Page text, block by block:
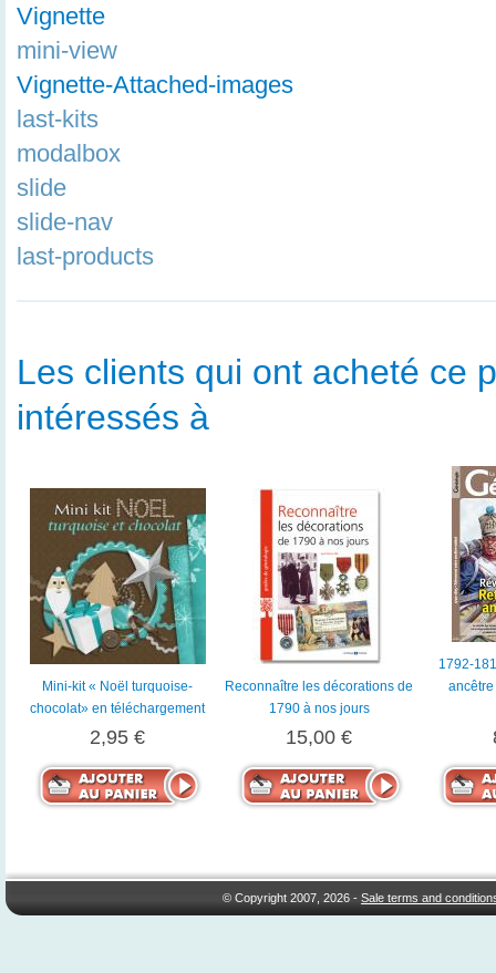
Vignette
mini-view
Vignette-Attached-images
last-kits
modalbox
slide
slide-nav
last-products
Les clients qui ont acheté ce
intéressés à
Mini-kit « Noël turquoise-
chocolat» en téléchargement
2,95 €
Reconnaître les décorations de
1790 à nos jours
15,00 €
1792-
© Copyright 2007, 2026 -Sale terms and